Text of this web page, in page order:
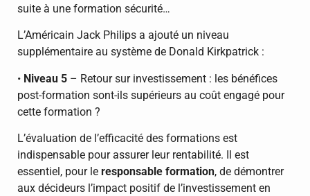
suite à une formation sécurité…
L’Américain Jack Philips a ajouté un niveau
supplémentaire au système de Donald Kirkpatrick :
• Niveau 5 – Retour sur investissement : les bénéfices
post-formation sont-ils supérieurs au coût engagé pour
cette formation ?
L’évaluation de l’efficacité des formations est
indispensable pour assurer leur rentabilité. Il est
essentiel, pour le responsable formation, de démontrer
aux décideurs l’impact positif de l’investissement en